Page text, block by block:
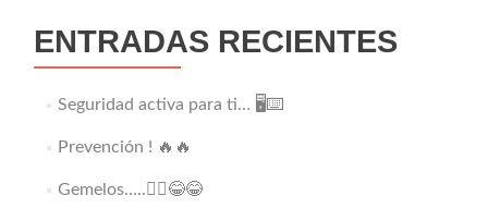
ENTRADAS RECIENTES
Seguridad activa para ti… 🖥️⌨️
Prevención ! 🔥🔥
Gemelos…..👯‍♂️😂😂